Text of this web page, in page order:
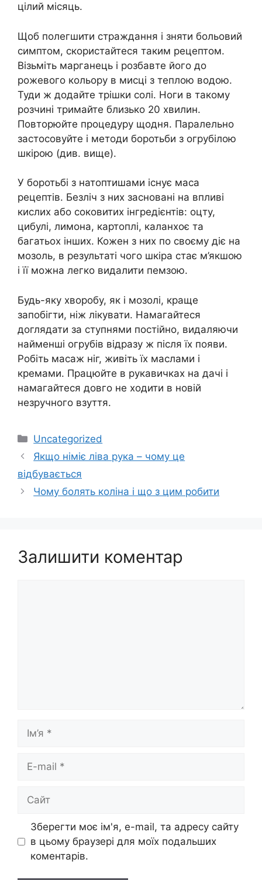
цілий місяць.
Щоб полегшити страждання і зняти больовий
симптом, скористайтеся таким рецептом.
Візьміть марганець і розбавте його до
рожевого кольору в мисці з теплою водою.
Туди ж додайте трішки солі. Ноги в такому
розчині тримайте близько 20 хвилин.
Повторюйте процедуру щодня. Паралельно
застосовуйте і методи боротьби з огрубілою
шкірою (див. вище).
У боротьбі з натоптишами існує маса
рецептів. Безліч з них засновані на впливі
кислих або соковитих інгредієнтів: оцту,
цибулі, лимона, картоплі, каланхоє та
багатьох інших. Кожен з них по своєму діє на
мозоль, в результаті чого шкіра стає м’якшою
і її можна легко видалити пемзою.
Будь-яку хворобу, як і мозолі, краще
запобігти, ніж лікувати. Намагайтеся
доглядати за ступнями постійно, видаляючи
найменші огрубів відразу ж після їх появи.
Робіть масаж ніг, живіть їх маслами і
кремами. Працюйте в рукавичках на дачі і
намагайтеся довго не ходити в новій
незручного взуття.
Категорії
Uncategorized
Якщо німіє ліва рука – чому це
відбувається
Чому болять коліна і що з цим робити
Залишити коментар
mail
Зберегти моє ім'я, e-mail, та адресу сайту
в цьому браузері для моїх подальших
коментарів.